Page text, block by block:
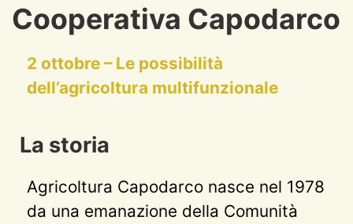
Cooperativa Capodarco
2 ottobre – Le possibilità
dell’agricoltura multifunzionale
La storia
Agricoltura Capodarco nasce nel 1978
da una emanazione della Comunità